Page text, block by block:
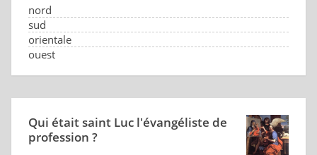
nord
sud
orientale
ouest
Qui était saint Luc l'évangéliste de
profession ?